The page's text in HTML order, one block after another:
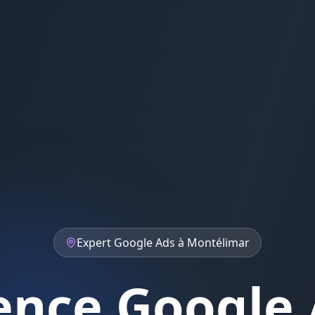
Expert Google Ads à Montélimar